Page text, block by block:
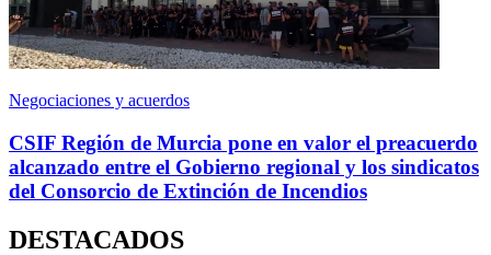
Negociaciones y acuerdos
CSIF Región de Murcia pone en valor el preacuerdo
alcanzado entre el Gobierno regional y los sindicatos
del Consorcio de Extinción de Incendios
DESTACADOS